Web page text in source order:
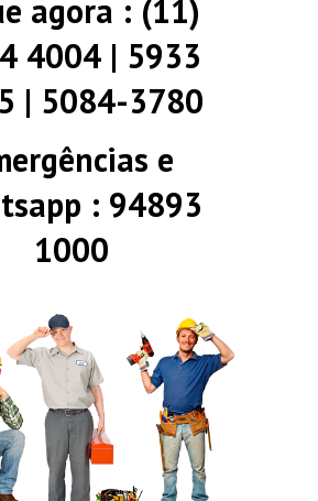
agora : (11)
4004 | 5933
| 5084-3780
e
: 94893
1000